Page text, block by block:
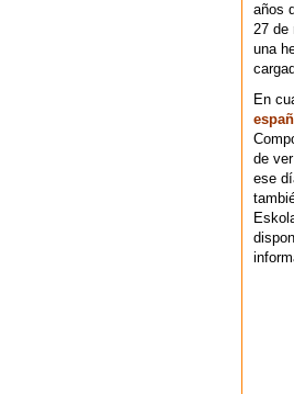
años
27 de
una
En
de
ese